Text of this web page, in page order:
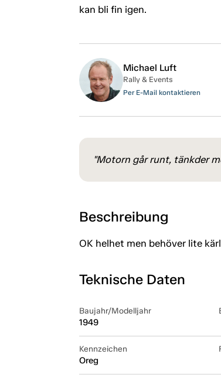
kan bli fin igen.
Michael Luft
Rally & Events
Per E-Mail kontaktieren
"Motorn går runt, tänkder
Beschreibung
OK helhet men behöver lite
Teknische Daten
Baujahr/Modelljahr
1949
Kennzeichen
Oreg